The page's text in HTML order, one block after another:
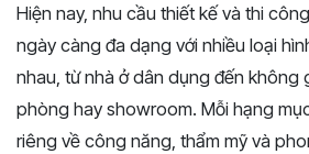
Hiện nay, nhu cầu thiết kế và thi
ngày càng đa dạng với nhiều loại
nhau, từ nhà ở dân dụng đến không
phòng hay showroom. Mỗi hạng
riêng về công năng, thẩm mỹ và